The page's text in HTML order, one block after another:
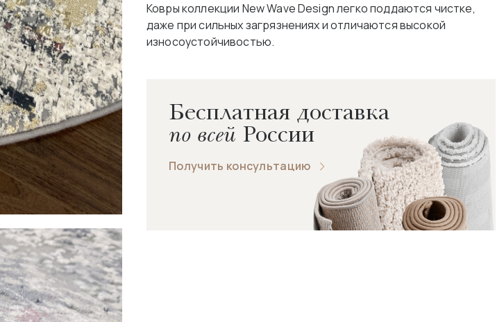
Ковры коллекции New Wave Design легко поддаются чистке,
даже при сильных загрязнениях и отличаются высокой
износоустойчивостью.
Бесплатная доставка
по всей России
Получить консультацию